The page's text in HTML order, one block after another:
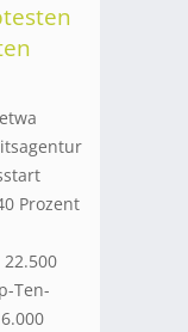
Prozent
Ten-